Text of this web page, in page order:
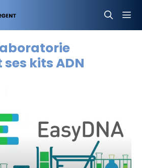
ses kits ADN